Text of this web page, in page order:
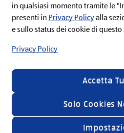
Acconsento alle condizioni e
servizio e desidero ricevere
gamma di prodotti e servizi
email nella mia casella di
dati personali secondo le
ALDI è inoltre possibile effettuare la
in qualsiasi momento tramite le
presenti in Privacy Policyalla
e sullo status dei cookie di
Privacy Policy
Solo Cookies
Accetta